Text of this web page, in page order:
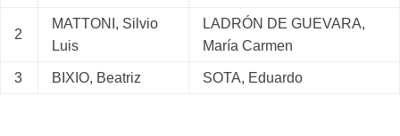
2
MATTONI, Silvio
Luis
LADRÓN DE GUEVARA,
María Carmen
3 BIXIO, Beatriz SOTA, Eduardo